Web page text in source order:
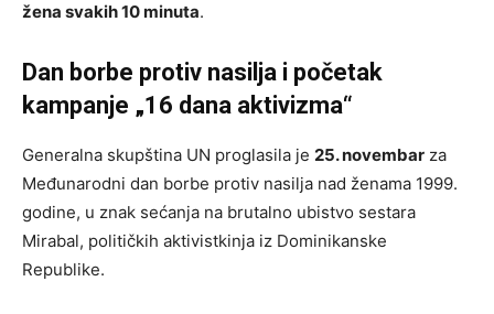
žena svakih 10 minuta.
Dan borbe protiv nasilja i početak
kampanje „16 dana aktivizma“
Generalna skupština UN proglasila je 25. novembar za
Međunarodni dan borbe protiv nasilja nad ženama 1999.
godine, u znak sećanja na brutalno ubistvo sestara
Mirabal, političkih aktivistkinja iz Dominikanske
Republike.